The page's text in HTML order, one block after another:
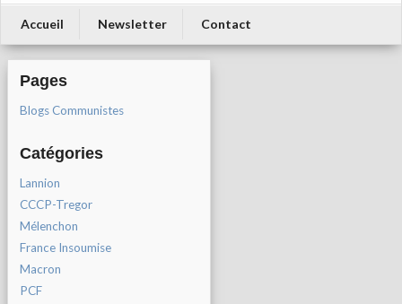
Accueil Newsletter Contact
Pages
Blogs Communistes
Catégories
Lannion
CCCP-Tregor
Mélenchon
France Insoumise
Macron
PCF